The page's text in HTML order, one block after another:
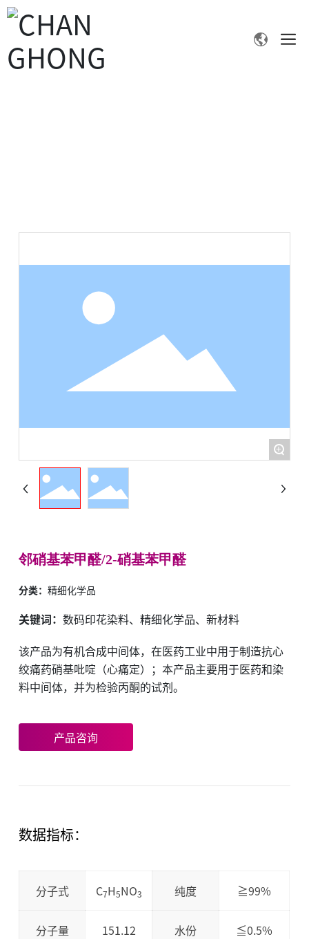
+
邻硝基苯甲醛/2-硝基苯甲醛
分类：精细化学品
关键词：数码印花染料、精细化学品、新材料
该产品为有机合成中间体，在医药工业中用于制造抗心
绞痛药硝基吡啶（心痛定）；本产品主要用于医药和染
料中间体，并为检验丙酮的试剂。
产品咨询
数据指标：
分子式 C7H5NO3 纯度 ≧99%
分子量 151.12 水份 ≦0.5%